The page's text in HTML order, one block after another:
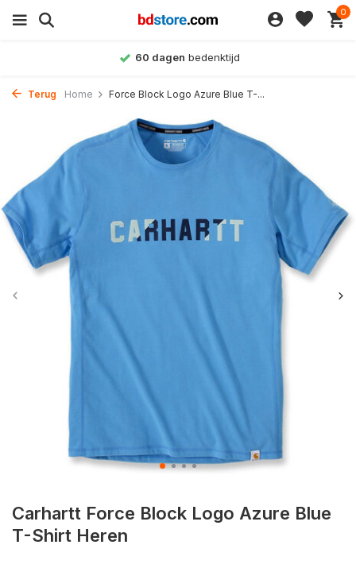
0
60 dagen bedenktijd
Terug Home Force Block Logo Azure Blue T-...
Carhartt Force Block Logo Azure Blue
T-Shirt Heren